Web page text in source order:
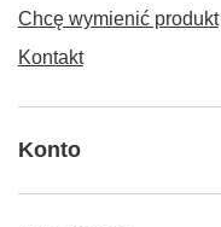
Chcę wymienić produkt
Kontakt
Konto